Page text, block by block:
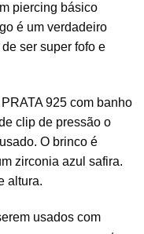
piercing básico
é um verdadeiro
ser super fofo e
925 com banho
clip de pressão o
O brinco é
zirconia azul safira.
altura.
usados com